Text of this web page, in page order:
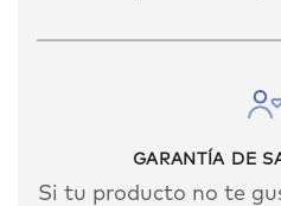
GARANTÍA DE
Si tu producto no te